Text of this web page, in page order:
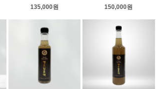
135,000원
150,000원